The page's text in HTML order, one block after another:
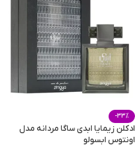
-33%
ادکلن زیمایا ابدی ساگا مردانه مدل
اونتوس ابسولو